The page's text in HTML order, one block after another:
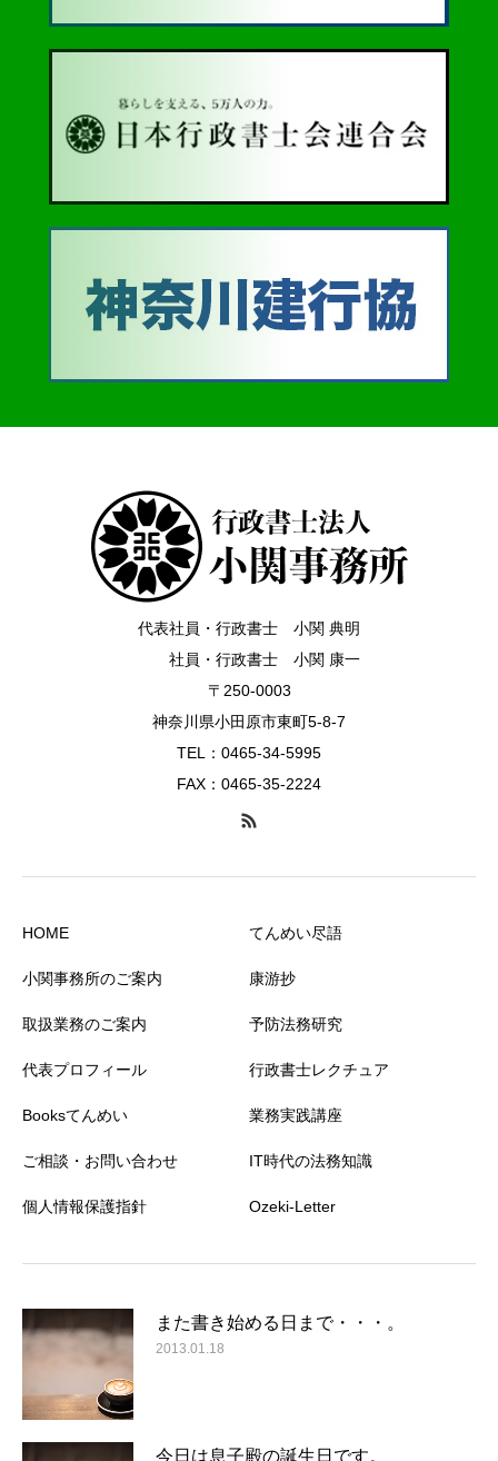
代表社員・行政書士 小関 典明
社員・行政書士 小関 康一
〒250-0003
神奈川県小田原市東町5-8-7
TEL：0465-34-5995
FAX：0465-35-2224
HOME
小関事務所のご案内
取扱業務のご案内
代表プロフィール
Booksてんめい
ご相談・お問い合わせ
個人情報保護指針
てんめい尽語
康游抄
予防法務研究
行政書士レクチュア
業務実践講座
IT時代の法務知識
Ozeki-Letter
また書き始める日まで・・・。
2013.01.18
今日は息子殿の誕生日です。